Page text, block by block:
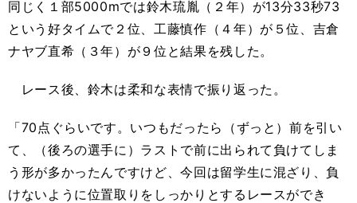
同じく１部5000mでは鈴木琉胤（２年）が13分33秒73
という好タイムで２位、工藤慎作（４年）が５位、吉倉
ナヤブ直希（３年）が９位と結果を残した。
レース後、鈴木は柔和な表情で振り返った。
「70 点ぐらいです。いつもだったら（ずっと）前を引い
て、（後ろの選手に）ラストで前に出られて負けてしま
う形が多かったんですけど、今回は留学生に混ざり、負
けないように位置取りをしっかりとするレースができ